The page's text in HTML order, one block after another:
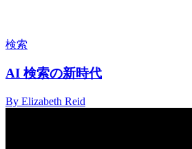
検索
AI 検索の新時代
By Elizabeth Reid